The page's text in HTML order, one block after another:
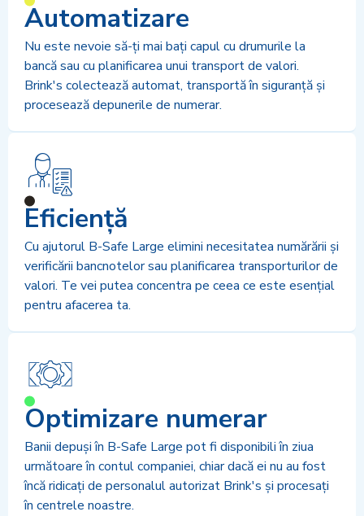
Automatizare
Nu este nevoie să-ți mai bați capul cu drumurile la
bancă sau cu planificarea unui transport de valori.
Brink's colectează automat, transportă în siguranță și
procesează depunerile de numerar.
Eficiență
Cu ajutorul B-Safe Large elimini necesitatea numărării și
verificării bancnotelor sau planificarea transporturilor de
valori. Te vei putea concentra pe ceea ce este esențial
pentru afacerea ta.
Optimizare numerar
Banii depuși în B-Safe Large pot fi disponibili în ziua
următoare în contul companiei, chiar dacă ei nu au fost
încă ridicați de personalul autorizat Brink's și procesați
în centrele noastre.